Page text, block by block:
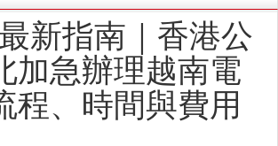
查詢簽證狀態
新指南｜香港公
加急辦理越南電
程、時間與費用